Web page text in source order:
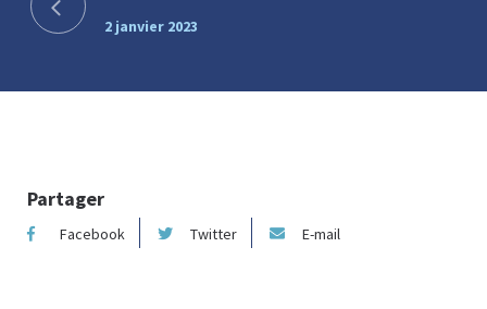
2 janvier 2023
Partager
Facebook Twitter E-mail